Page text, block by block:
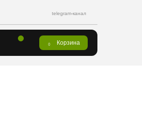
telegram-канал
Корзина
0